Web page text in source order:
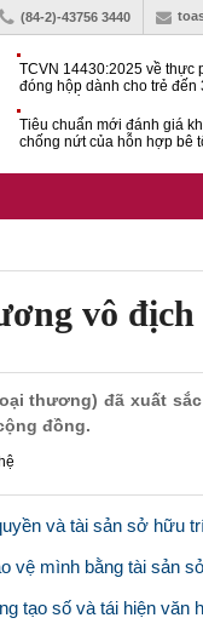
(84-2)-43756 3440
TCVN 14430:2025 về thực
đóng hộp dành cho trẻ đến
Tiêu chuẩn mới đánh giá
chống nứt của hỗn hợp bê
vô địch
thương) đã xuất
đồng.
và tài sản sở hữu
vệ mình bằng tài sản
tạo số và tái hiện văn